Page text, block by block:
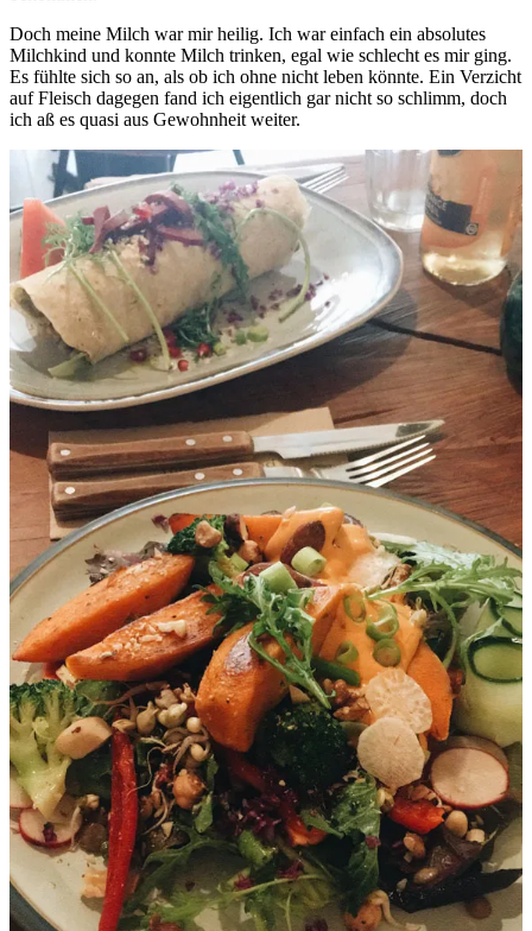
Doch meine Milch war mir heilig. Ich war einfach ein absolutes
Milchkind und konnte Milch trinken, egal wie schlecht es mir ging.
Es fühlte sich so an, als ob ich ohne nicht leben könnte. Ein Verzicht
auf Fleisch dagegen fand ich eigentlich gar nicht so schlimm, doch
ich aß es quasi aus Gewohnheit weiter.